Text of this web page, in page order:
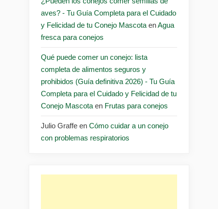
aves? - Tu Guía Completa para el Cuidado
y Felicidad de tu Conejo Mascota enAgua
fresca para conejos
Qué puede comer un conejo: lista
completa de alimentos seguros y
prohibidos (Guía definitiva 2026) - Tu Guía
Completa para el Cuidado y Felicidad de tu
Conejo Mascota en Frutas para conejos
Julio Graffe en Cómo cuidar a un conejo
con problemas respiratorios